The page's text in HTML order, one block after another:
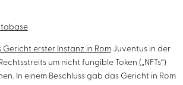
Gericht erster Instanz in RomJuventus in der
um nicht fungible Token („NFTs“)
In einem Beschluss gab das Gericht in Rom